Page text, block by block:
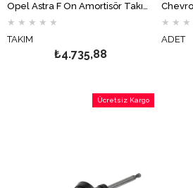
Opel Astra F Ön Amortisör Takımı Yağlı MONROE
★ ★ ★ ★ ★
TAKIM
₺4.735,88
★ ★ ★
ADET
Ücretsiz Kargo